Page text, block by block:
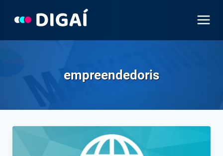
empreendedoris